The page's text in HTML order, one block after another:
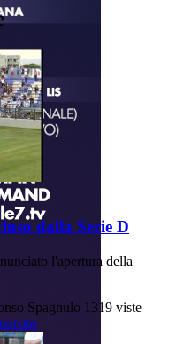
dalla Serie D
l'apertura della
Spagnulo 1319 viste